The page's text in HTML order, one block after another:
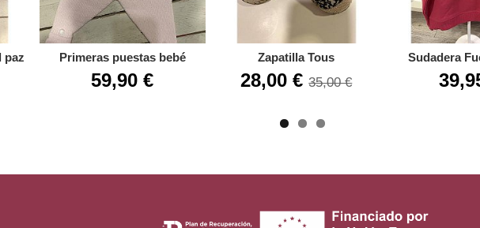
paz
Primeras puestas bebé
59,90 €
Zapatilla Tous
28,00 €35,00 €
Sudadera